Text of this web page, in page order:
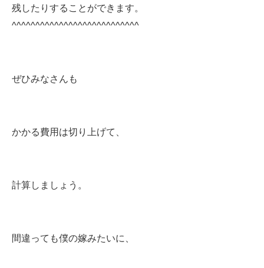
残したりすることができます。
^^^^^^^^^^^^^^^^^^^^^^^^^^^
ぜひみなさんも
かかる費用は切り上げて、
計算しましょう。
間違っても僕の嫁みたいに、